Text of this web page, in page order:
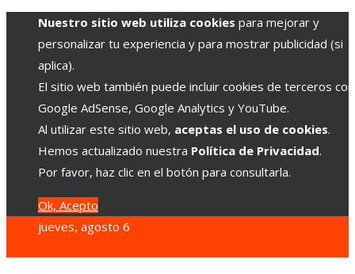
Nuestro sitio web utiliza cookies para mejorar y
personalizar tu experiencia y para mostrar publicidad (si
aplica).
El sitio web también puede incluir cookies de terceros
Google AdSense, Google Analytics y YouTube.
Al utilizar este sitio web, aceptas el uso de cookies.
Hemos actualizado nuestra Política de Privacidad.
Por favor, haz clic en el botón para consultarla.
Ok, Acepto
jueves, agosto 6